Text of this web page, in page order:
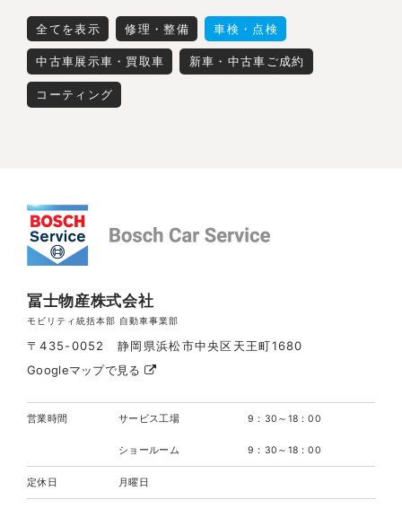
全てを表示 修理・整備 車検・点検
中古車展示車・買取車 新車・中古車ご成約
コーティング
冨士物産株式会社
モビリティ統括本部 自動車事業部
〒435-0052 静岡県浜松市中央区天王町1680
Googleマップで見る
営業時間 サービス工場 9：30～18：00
ショールーム 9：30～18：00
定休日 月曜日